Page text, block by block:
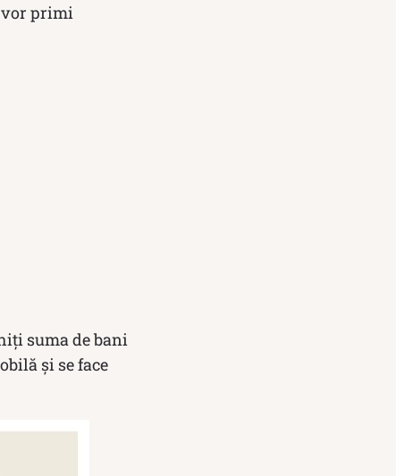
vor primi
suma de bani
și se face